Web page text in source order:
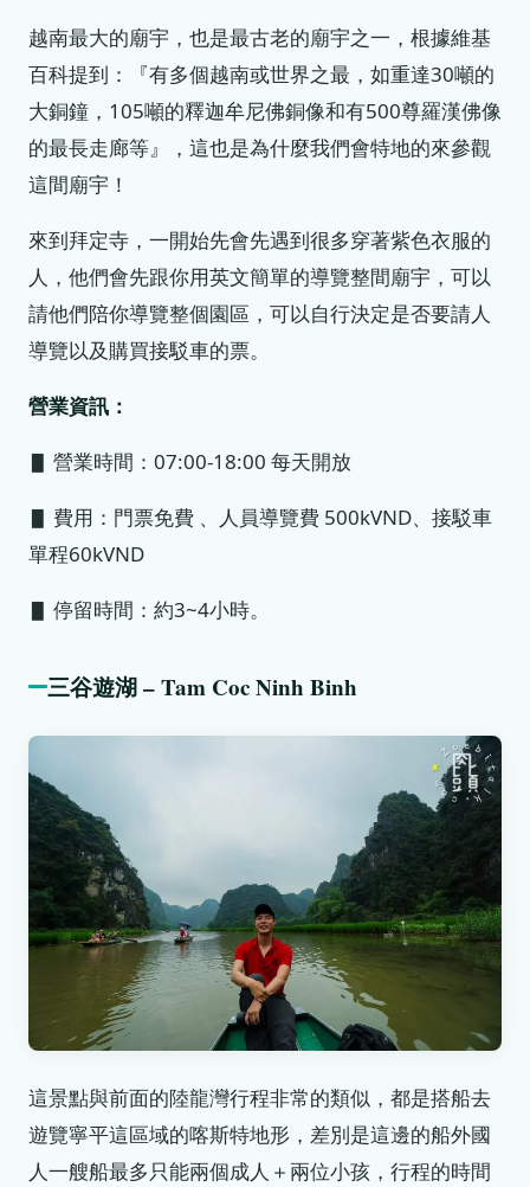
越南最大的廟宇，也是最古老的廟宇之一，根據維基
百科提到：『有多個越南或世界之最，如重達30噸的
大銅鐘，105噸的釋迦牟尼佛銅像和有500尊羅漢佛像
的最長走廊等』，這也是為什麼我們會特地的來參觀
這間廟宇！
來到拜定寺，一開始先會先遇到很多穿著紫色衣服的
人，他們會先跟你用英文簡單的導覽整間廟宇，可以
請他們陪你導覽整個園區，可以自行決定是否要請人
導覽以及購買接駁車的票。
營業資訊：
▋ 營業時間：07:00-18:00 每天開放
▋ 費用：門票免費 、人員導覽費 500kVND、接駁車
單程60kVND
▋ 停留時間：約3~4小時。
三谷遊湖 – Tam Coc Ninh Binh
這景點與前面的陸龍灣行程非常的類似，都是搭船去
遊覽寧平這區域的喀斯特地形，差別是這邊的船外國
人一艘船最多只能兩個成人＋兩位小孩，行程的時間